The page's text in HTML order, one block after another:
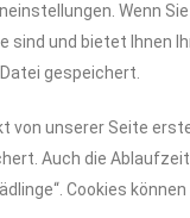
Wenn
sind und bietet Ihnen
gespeichert.
unserer Seite
Auch die
Cookies